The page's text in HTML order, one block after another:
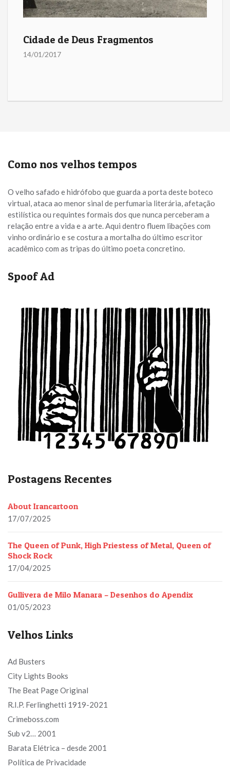
Cidade de Deus Fragmentos
14/01/2017
Como nos velhos tempos
O velho safado e hidrófobo que guarda a porta deste boteco
virtual, ataca ao menor sinal de perfumaria literária, afetação
estilística ou requintes formais dos que nunca perceberam a
relação entre a vida e a arte. Aqui dentro fluem libações com
vinho ordinário e se costura a mortalha do último escritor
acadêmico com as tripas do último poeta concretino.
Spoof Ad
Postagens Recentes
About Irancartoon
17/07/2025
The Queen of Punk, High Priestess of Metal, Queen of
Shock Rock
17/04/2025
Gullivera de Milo Manara – Desenhos do Apendix
01/05/2023
Velhos Links
Ad Busters
City Lights Books
The Beat Page Original
R.I.P. Ferlinghetti 1919-2021
Crimeboss.com
Sub v2… 2001
Barata Elétrica – desde 2001
Política de Privacidade